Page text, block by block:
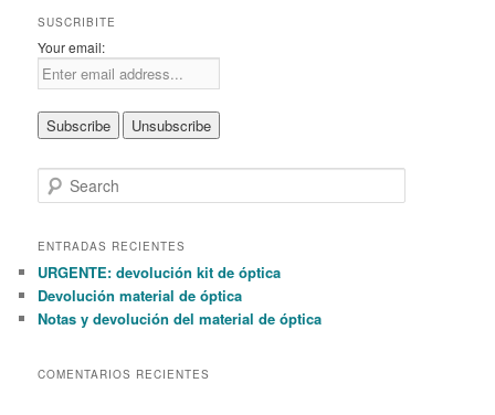
SUSCRIBITE
Your email:
e
r
h
ENTRADAS RECIENTES
URGENTE: devolución kit de óptica
Devolución material de óptica
Notas y devolución del material de óptica
COMENTARIOS RECIENTES